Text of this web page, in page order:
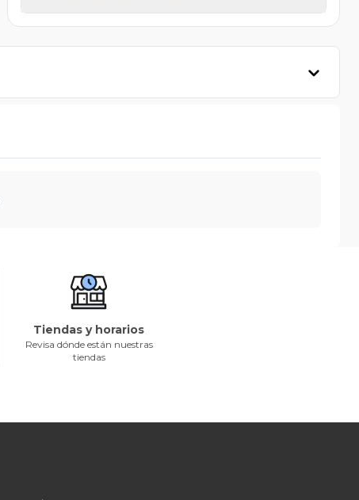
Tiendas y horarios
Revisa dónde están nuestras
tiendas